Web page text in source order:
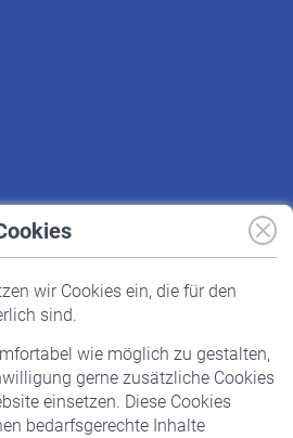
wir Cookies ein, die für den
sind.
wie möglich zu gestalten,
gerne zusätzliche Cookies
einsetzen. Diese Cookies
bedarfsgerechte Inhalte